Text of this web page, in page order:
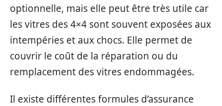
optionnelle, mais elle peut être très utile car
les vitres des 4×4 sont souvent exposées aux
intempéries et aux chocs. Elle permet de
couvrir le coût de la réparation ou du
remplacement des vitres endommagées.
Il existe différentes formules d’assurance